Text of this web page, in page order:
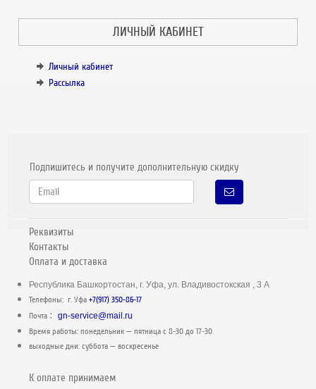
ЛИЧНЫЙ КАБИНЕТ
Личный кабинет
Рассылка
Подпишитесь и получите дополнительную скидку
Реквизиты
Контакты
Оплата и доставка
Республика Башкортостан, г. Уфа, ул. Владивостокская , 3 А
Телефоны: г. Уфа+7(917) 350-86-17
Почта :gn-service@mail.ru
Время работы: понедельник — пятница c 8-30 до 17-30
выходные дни: суббота — воскресенье
К оплате принимаем